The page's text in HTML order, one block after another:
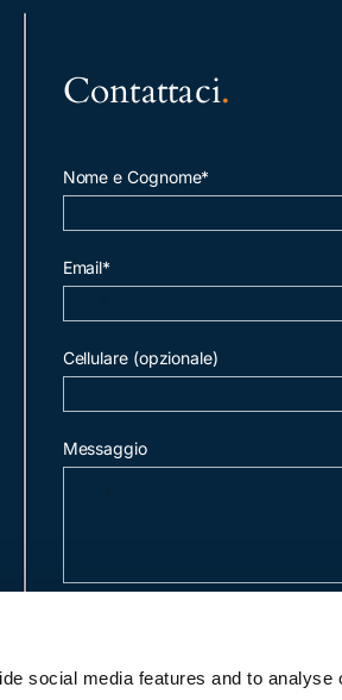
social media features and to analyse
Contattaci.
Nome e Cognome*
Email*
Cellulare (opzionale)
Messaggio